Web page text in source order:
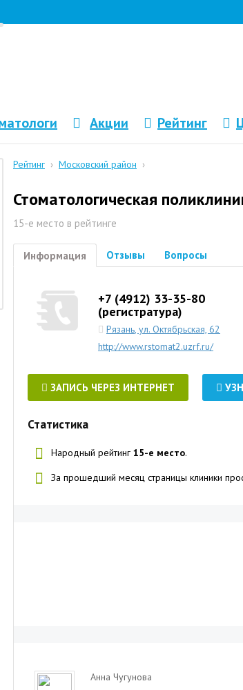
Акции Рейтинг
Рейтинг › Московский район ›
Стоматологическая
15-е место в рейтинге
Информация Отзывы Вопросы
+7 (4912) 33-35-80
(регистратура)
Рязань, ул. Октябрьская, 62
http://www.rstomat2.uzrf.ru/
ЗАПИСЬ ЧЕРЕЗ ИНТЕРНЕТ
Статистика
Народный рейтинг 15-е место.
За прошедший месяц страницы клиники
Анна Чугунова